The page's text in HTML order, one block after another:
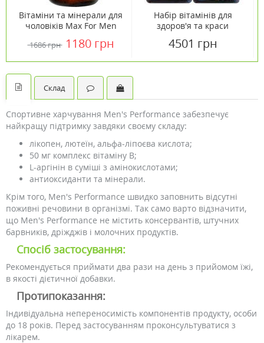
Вітаміни та мінерали для
чоловіків Max For Men
таблеток
1686 грн 1180 грн
Набір вітамінів для
здоров'я та краси
Лайф
4501 грн
Склад
Спортивне харчування Men's Performance забезпечує
найкращу підтримку завдяки своєму складу:
лікопен, лютеїн, альфа-ліпоєва кислота;
50 мг комплекс вітаміну B;
L-аргінін в суміші з амінокислотами;
антиоксиданти та мінерали.
Крім того, Men's Performance швидко заповнить відсутні
поживні речовини в організмі. Так само варто відзначити,
що Men's Performance не містить консервантів, штучних
барвників, дріжджів і молочних продуктів.
Спосіб застосування:
Рекомендується приймати два рази на день з прийомом їжі,
в якості дієтичної добавки.
Протипоказання:
Індивідуальна непереносимість компонентів продукту, особи
до 18 років. Перед застосуванням проконсультуватися з
лікарем.